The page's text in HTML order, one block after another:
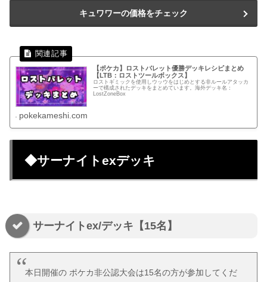
キュワワーの価格をチェック
【ポケカ】ロストバレット優勝デッキレシピまとめ
【LTB：ロストツールボックス】
ロストギミックを使用しウッウをはじめとする非ルールアタッカ
ーで構成されたデッキをまとめています。海外デッキ名：
LostZoneBox
pokekameshi.com
◆サーナイトexデッキ
サーナイトex/デッキ【15名】
本日開催の ポケカ非公認大会は15名の方が参加してくだ